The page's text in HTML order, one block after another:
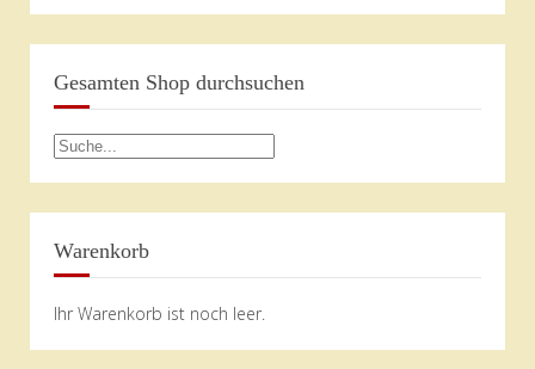
Gesamten Shop durchsuchen
Warenkorb
Ihr Warenkorb ist noch leer.